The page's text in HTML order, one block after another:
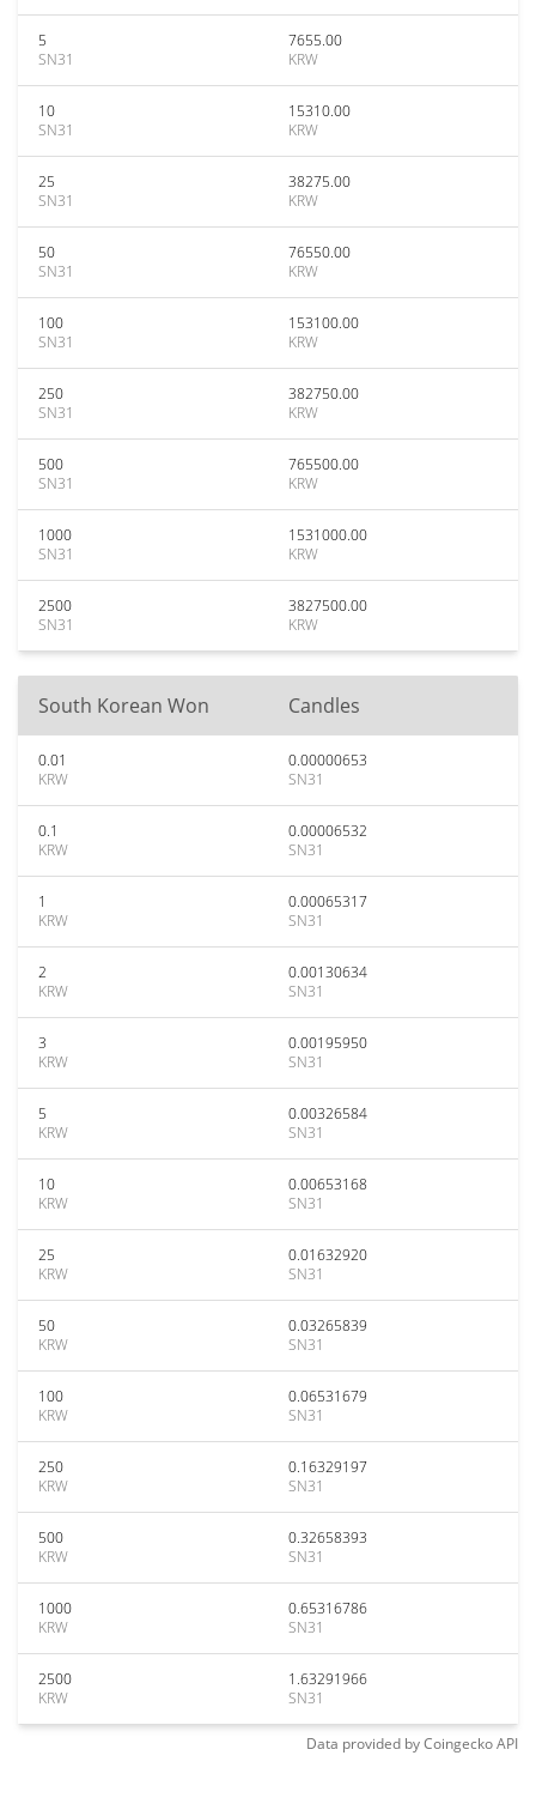
5
SN31
7655.00
KRW
10
SN31
15310.00
KRW
25
SN31
38275.00
KRW
50
SN31
76550.00
KRW
100
SN31
153100.00
KRW
250
SN31
382750.00
KRW
500
SN31
765500.00
KRW
1000
SN31
1531000.00
KRW
2500
SN31
3827500.00
KRW
South Korean Won Candles
0.01
KRW
0.00000653
SN31
0.1
KRW
0.00006532
SN31
1
KRW
0.00065317
SN31
2
KRW
0.00130634
SN31
3
KRW
0.00195950
SN31
5
KRW
0.00326584
SN31
10
KRW
0.00653168
SN31
25
KRW
0.01632920
SN31
50
KRW
0.03265839
SN31
100
KRW
0.06531679
SN31
250
KRW
0.16329197
SN31
500
KRW
0.32658393
SN31
1000
KRW
0.65316786
SN31
2500
KRW
1.63291966
SN31
Data provided byCoingeckoAPI